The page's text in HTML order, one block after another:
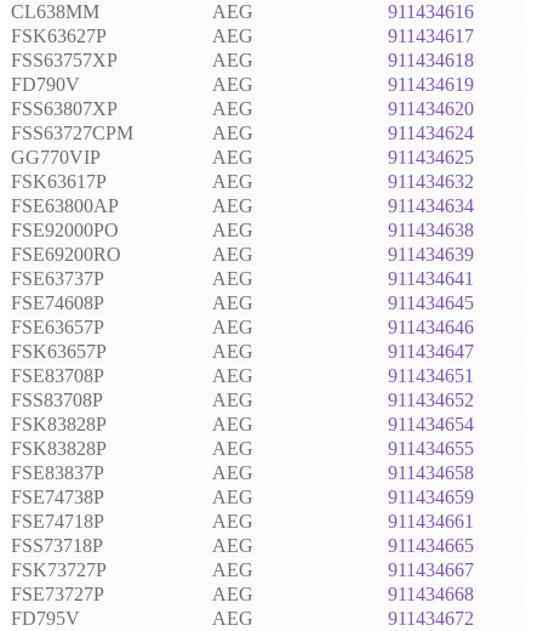
CL638MM
AEG
911434616
FSK63627P
AEG
911434617
FSS63757XP
AEG
911434618
FD790V
AEG
911434619
FSS63807XP
AEG
911434620
FSS63727CPM
AEG
911434624
GG770VIP
AEG
911434625
FSK63617P
AEG
911434632
FSE63800AP
AEG
911434634
FSE92000PO
AEG
911434638
FSE69200RO
AEG
911434639
FSE63737P
AEG
911434641
FSE74608P
AEG
911434645
FSE63657P
AEG
911434646
FSK63657P
AEG
911434647
FSE83708P
AEG
911434651
FSS83708P
AEG
911434652
FSK83828P
AEG
911434654
FSK83828P
AEG
911434655
FSE83837P
AEG
911434658
FSE74738P
AEG
911434659
FSE74718P
AEG
911434661
FSS73718P
AEG
911434665
FSK73727P
AEG
911434667
FSE73727P
AEG
911434668
FD795V
AEG
911434672